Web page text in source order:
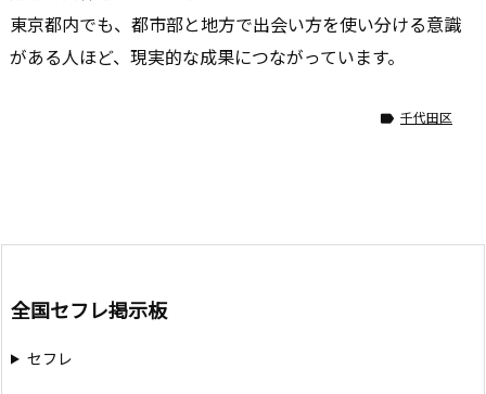
東京都内でも、都市部と地方で出会い方を使い分ける意識
がある人ほど、現実的な成果につながっています。
 千代田区
全国セフレ掲示板
セフレ